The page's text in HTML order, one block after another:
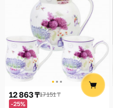
12 863 ₸17 151 ₸
-25%